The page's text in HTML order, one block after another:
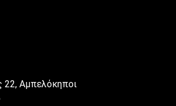
Αμπελόκηποι